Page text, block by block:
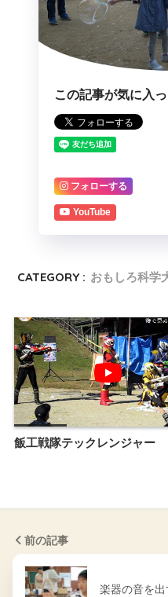
この記事が気に入
フォローする
YouTube
CATEGORY : おもしろ科学
飯工戦隊テックレンジャー
前の記事
楽器の音を